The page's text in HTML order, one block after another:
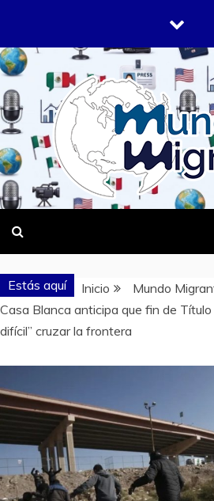
contenido
DONDE TODOS
Estás aquí Inicio Mundo
Casa Blanca anticipa que fin de
difícil” cruzar la frontera